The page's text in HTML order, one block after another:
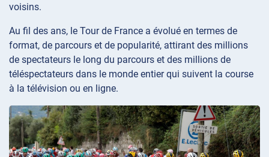
voisins.
Au fil des ans, le Tour de France a évolué en termes de
format, de parcours et de popularité, attirant des millions
de spectateurs le long du parcours et des millions de
téléspectateurs dans le monde entier qui suivent la course
à la télévision ou en ligne.